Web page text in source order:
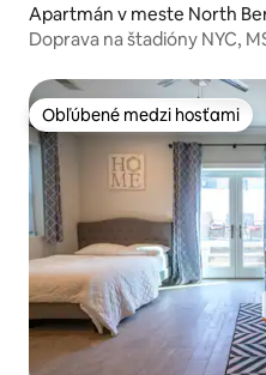
Apartmán v meste North
Doprava na štadióny NYC,
Obľúbené medzi hosťami
Obľúbené medzi hosťami